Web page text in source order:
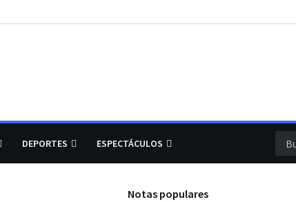
DEPORTES ESPECTÁCULOS
Notas populares